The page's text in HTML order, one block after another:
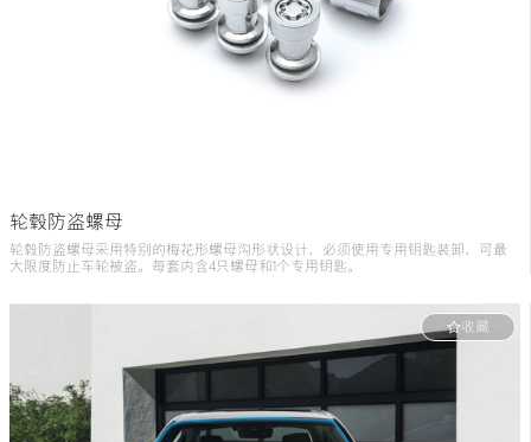
轮毂防盗螺母
轮毂防盗螺母采用特别的梅花形螺母沟形状设计，必须使用专用钥匙装卸，可最
大限度防止车轮被盗。每套内含4只螺母和1个专用钥匙。
M12×1.5L33.5mm(需配合21mm六角扳手使用)
PZD40-00005：ES/GS/IS/RX/CT/NX/UX
PZD40-00006：LX
收藏